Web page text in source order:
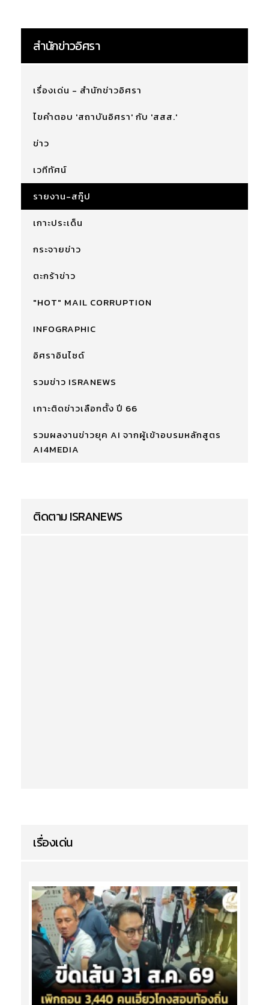
สำนักข่าวอิศรา
เรื่องเด่น - สำนักข่าวอิศรา
ไขคำตอบ 'สถาบันอิศรา' กับ 'สสส.'
ข่าว
เวทีทัศน์
รายงาน-สกู๊ป
เกาะประเด็น
กระจายข่าว
ตะกร้าข่าว
"HOT" MAIL CORRUPTION
INFOGRAPHIC
อิศราอินไซด์
รวมข่าว ISRANEWS
เกาะติดข่าวเลือกตั้ง ปี 66
รวมผลงานข่าวยุค AI จากผู้เข้าอบรมหลักสูตร
AI4MEDIA
ติดตาม ISRANEWS
เรื่องเด่น